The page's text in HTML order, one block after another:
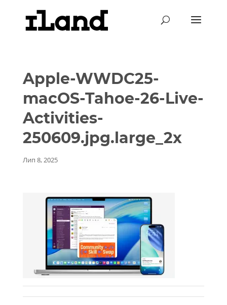
Apple-WWDC25-
macOS-Tahoe-26-Live-
Activities-
250609.jpg.large_2x
Лип 8, 2025